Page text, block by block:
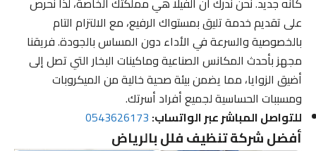
على تقديم خدمة تليق بمستواك الرفيع، مع الالتزام التام
بالخصوصية والسرعة في الأداء دون المساس بالجودة. فريقنا
مجهز بأحدث المكانس الصناعية وماكينات البخار التي تصل إلى
أضيق الزوايا، مما يضمن بيئة صحية خالية من الميكروبات
ومسببات الحساسية لجميع أفراد أسرتك.
للتواصل المباشر عبر الواتساب:0543626173
أفضل شركة تنظيف فلل بالرياض